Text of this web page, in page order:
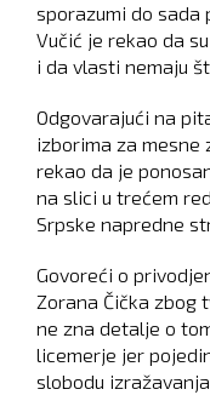
sporazumi do
Vučić je rekao da
i da vlasti nemaju
Odgovarajući na
izborima za mesne
rekao da je
na slici u trećem
Srpske napredne
Govoreći o
Zorana Čička zbog
ne zna detalje o
licemerje jer
slobodu